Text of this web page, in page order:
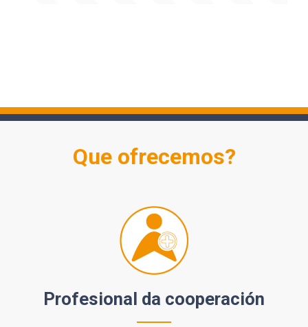
Que ofrecemos?
Profesional da cooperación